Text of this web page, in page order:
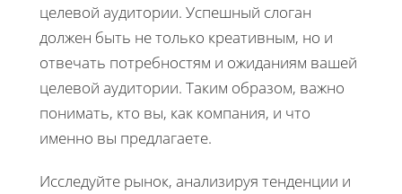
целевой аудитории. Успешный слоган
должен быть не только креативным, но и
отвечать потребностям и ожиданиям вашей
целевой аудитории. Таким образом, важно
понимать, кто вы, как компания, и что
именно вы предлагаете.
Исследуйте рынок, анализируя тенденции и